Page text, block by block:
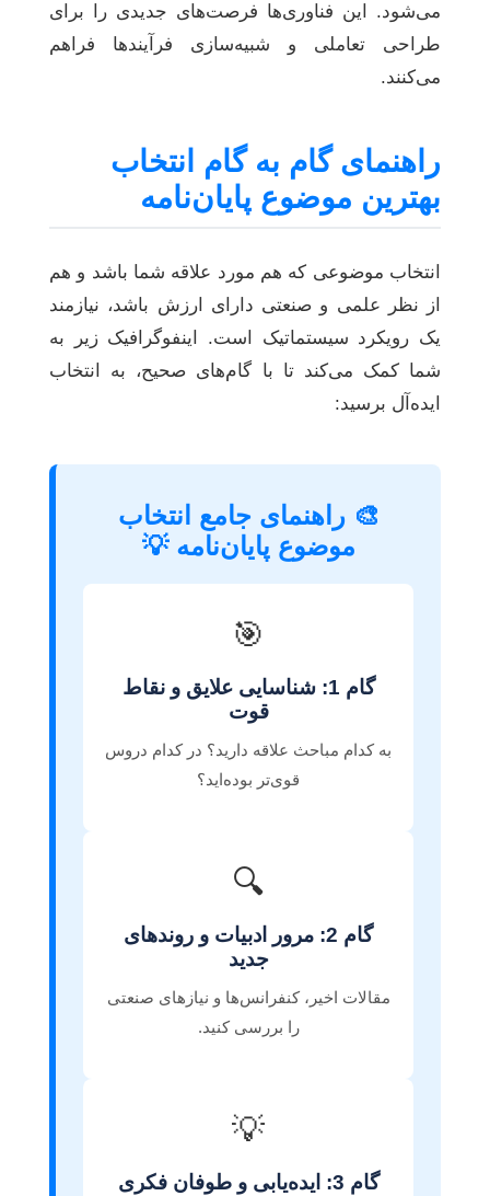
می‌شود. این فناوری‌ها فرصت‌های جدیدی را برای
طراحی تعاملی و شبیه‌سازی فرآیندها فراهم
می‌کنند.
راهنمای گام به گام انتخاب
بهترین موضوع پایان‌نامه
انتخاب موضوعی که هم مورد علاقه شما باشد و هم
از نظر علمی و صنعتی دارای ارزش باشد، نیازمند
یک رویکرد سیستماتیک است. اینفوگرافیک زیر به
شما کمک می‌کند تا با گام‌های صحیح، به انتخاب
ایده‌آل برسید:
🎨 راهنمای جامع انتخاب
موضوع پایان‌نامه 💡
🎯
گام 1: شناسایی علایق و نقاط
قوت
به کدام مباحث علاقه دارید؟ در کدام دروس
قوی‌تر بوده‌اید؟
🔍
گام 2: مرور ادبیات و روندهای
جدید
مقالات اخیر، کنفرانس‌ها و نیازهای صنعتی
را بررسی کنید.
💡
گام 3: ایده‌یابی و طوفان فکری